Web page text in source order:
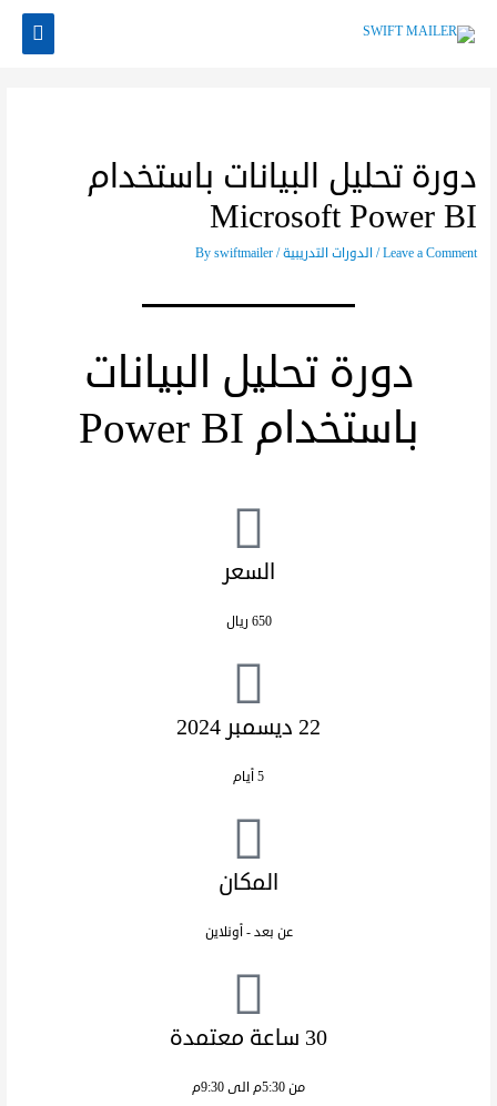
دورة تحليل البيانات باستخدام
Microsoft Power BI
Leave a Comment
/الدورات التدريبية/ By
swiftmailer
دورة تحليل البيانات
باستخدام Power BI
السعر
650 ريال
22 ديسمبر 2024
5 أيام
المكان
عن بعد - أونلاين
30 ساعة معتمدة
من 5:30م الى 9:30م